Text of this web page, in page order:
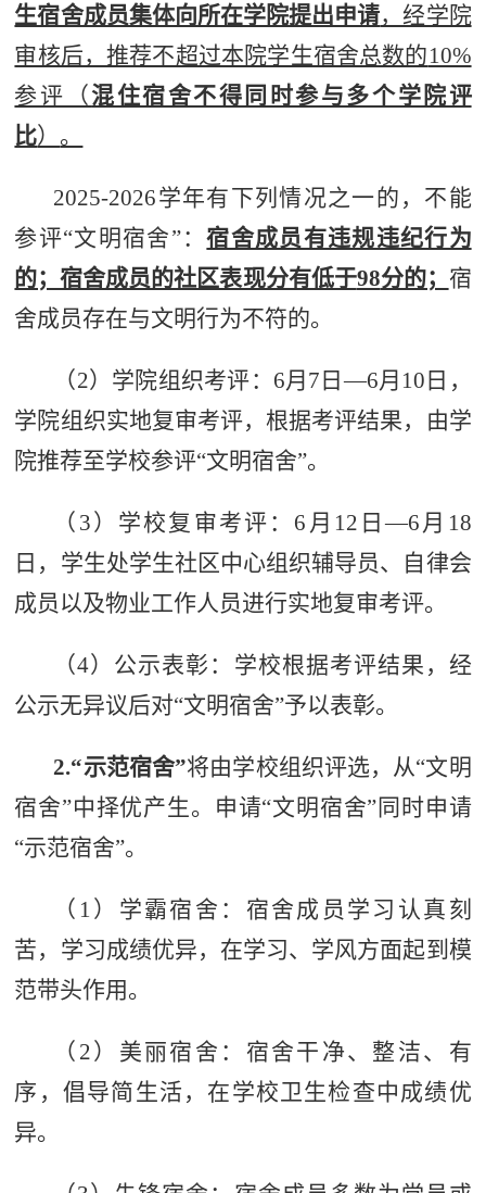
生宿舍成员集体向所在学院提出申请，经学院
审核后，推荐不超过本院学生宿舍总数的10%
参评（ 混住宿舍不得同时参与多个学院评
比） 。
2025-2026学年有下列情况之一的，不能
参评“文明宿舍”：宿舍成员有违规违纪行为
的；宿舍成员的社区表现分有低于98分的； 宿
舍成员存在与文明行为不符的。
（2） 学院组织考评： 6月 7 日—6月 10 日，
学院组织实地复审考评，根据考评结果，由学
院推荐至学校参评“文明宿舍”。
（ 3 ） 学校复审考评： 6 月 12 日—6 月 18
日， 学生处学生社区中心组织辅导员、自律会
成员以及物业工作人员进行实地复审考评。
（4） 公示表彰： 学校根据考评结果，经
公示无异议后对“文明宿舍”予以表彰。
2.“示范宿舍”将由学校组织评选，从“文明
宿舍”中择优产生。申请“文明宿舍”同时申请
“示范宿舍”。
（ 1 ） 学霸宿舍： 宿舍成员学习认真刻
苦，学习成绩优异，在学习、学风方面起到模
范带头作用。
（ 2 ） 美丽宿舍： 宿舍干净、整洁、有
序，倡导简生活，在学校卫生检查中成绩优
异。